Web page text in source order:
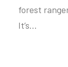
forest
It’s…